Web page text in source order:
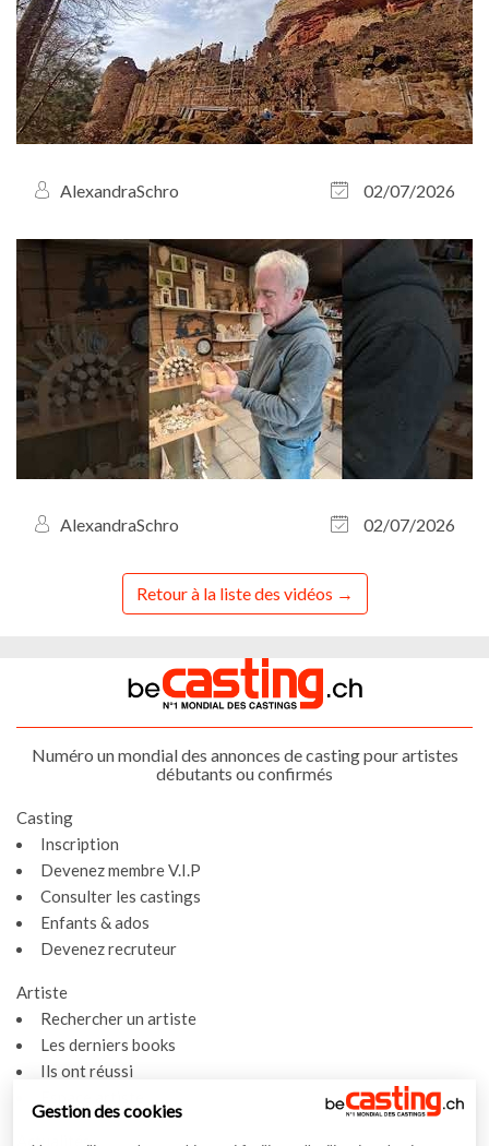
AlexandraSchro 02/07/2026
AlexandraSchro 02/07/2026
Retour à la liste des vidéos
Numéro un mondial des annonces de casting pour artistes
débutants ou confirmés
Casting
Inscription
Devenez membre V.I.P
Consulter les castings
Enfants & ados
Devenez recruteur
Artiste
Rechercher un artiste
Les derniers books
Ils ont réussi
Actualités
Gestion des cookies